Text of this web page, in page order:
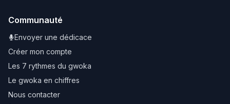
Communauté
Envoyer une dédicace
Créer mon compte
Les 7 rythmes du gwoka
Le gwoka en chiffres
Nous contacter